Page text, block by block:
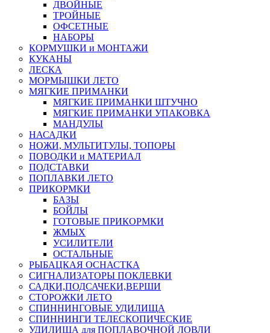
ДВОЙНЫЕ
ТРОЙНЫЕ
ОФСЕТНЫЕ
НАБОРЫ
КОРМУШКИ и МОНТАЖИ
КУКАНЫ
ЛЕСКА
МОРМЫШКИ ЛЕТО
МЯГКИЕ ПРИМАНКИ
МЯГКИЕ ПРИМАНКИ ШТУЧНО
МЯГКИЕ ПРИМАНКИ УПАКОВКА
МАНДУЛЫ
НАСАДКИ
НОЖИ, МУЛЬТИТУЛЫ, ТОПОРЫ
ПОВОДКИ и МАТЕРИАЛ
ПОДСТАВКИ
ПОПЛАВКИ ЛЕТО
ПРИКОРМКИ
БАЗЫ
БОЙЛЫ
ГОТОВЫЕ ПРИКОРМКИ
ЖМЫХ
УСИЛИТЕЛИ
ОСТАЛЬНЫЕ
РЫБАЦКАЯ ОСНАСТКА
СИГНАЛИЗАТОРЫ ПОКЛЕВКИ
САДКИ,ПОДСАЧЕКИ,ВЕРШИ
СТОРОЖКИ ЛЕТО
СПИННИНГОВЫЕ УДИЛИЩА
СПИННИНГИ ТЕЛЕСКОПИЧЕСКИЕ
УДИЛИЩА для ПОПЛАВОЧНОЙ ЛОВЛИ